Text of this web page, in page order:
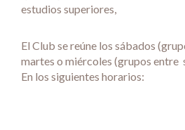
estudios superiores,
El Club se reúne los sábados
martes o miércoles (grupos entre
En los siguientes horarios: